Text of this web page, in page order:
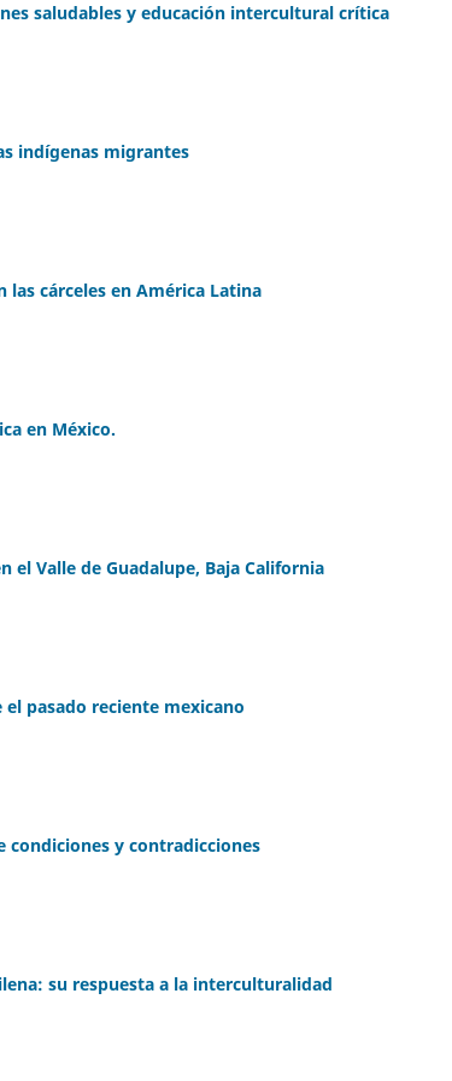
saludables y educación intercultural crítica
indígenas migrantes
cárceles en América Latina
en México.
el Valle de Guadalupe, Baja California
pasado reciente mexicano
condiciones y contradicciones
su respuesta a la interculturalidad